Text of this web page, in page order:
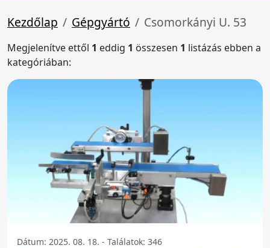
Kezdőlap Gépgyártó Csomorkányi U. 53
Megjelenítve ettől 1 eddig 1 összesen 1 listázás ebben a
kategóriában:
Dátum: 2025. 08. 18. - Találatok: 346